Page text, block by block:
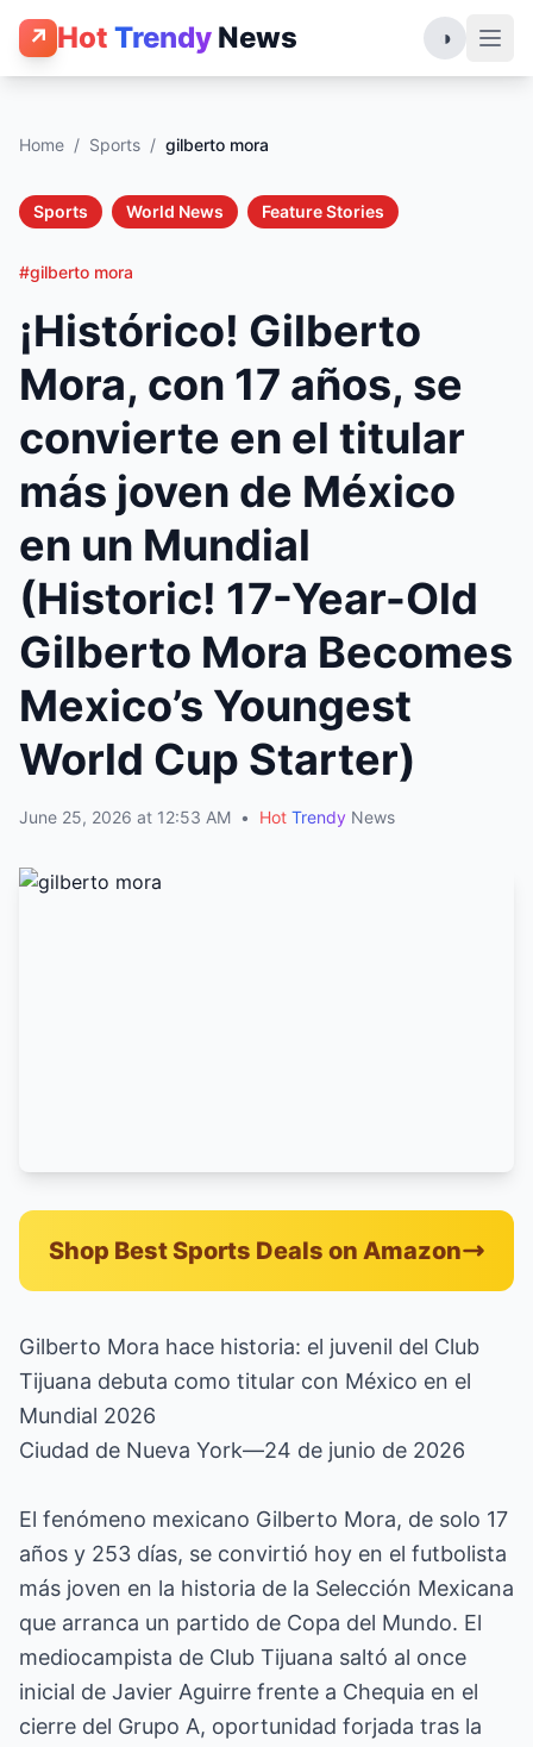
↗ Hot Trendy News ◑
Home / Sports / gilberto mora
Sports World News Feature Stories
#gilberto mora
¡Histórico! Gilberto
Mora, con 17 años, se
convierte en el titular
más joven de México
en un Mundial
(Historic! 17-Year-Old
Gilberto Mora Becomes
Mexico’s Youngest
World Cup Starter)
June 25, 2026 at 12:53 AM • Hot Trendy News
Shop Best Sports Deals on Amazon
Gilberto Mora hace historia: el juvenil del Club
Tijuana debuta como titular con México en el
Mundial 2026
Ciudad de Nueva York—24 de junio de 2026
El fenómeno mexicano Gilberto Mora, de solo 17
años y 253 días, se convirtió hoy en el futbolista
más joven en la historia de la Selección Mexicana
que arranca un partido de Copa del Mundo. El
mediocampista de Club Tijuana saltó al once
inicial de Javier Aguirre frente a Chequia en el
cierre del Grupo A, oportunidad forjada tras la